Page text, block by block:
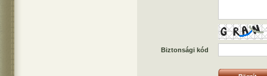
Biztonsági kód